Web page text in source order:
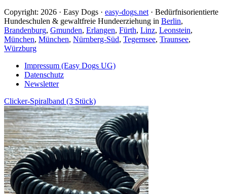
Copyright: 2026 · Easy Dogs · easy-dogs.net· Bedürfnisorientierte
Hundeschulen & gewaltfreie Hundeerziehung in Berlin,
Brandenburg, Gmunden, Erlangen, Fürth, Linz, Leonstein,
München, München, Nürnberg-Süd, Tegernsee, Traunsee,
Würzburg
Impressum (Easy Dogs UG)
Datenschutz
Newsletter
Clicker-Spiralband (3 Stück)